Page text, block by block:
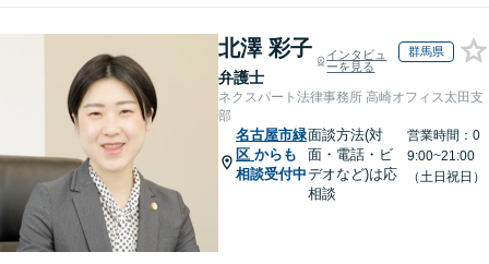
北澤 彩子
弁護士
インタビュ
ーを見る
群馬県
ネクスパート法律事務所 高崎オフィス太田支
部
名古屋市緑
区 からも
相談受付中
面談方法(対
面・電話・ビ
デオなど)は応
相談
営業時間：0
9:00~21:00
（土日祝日）